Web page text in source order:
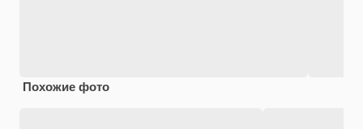
Похожие фото